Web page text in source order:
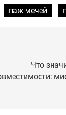
паж мечей
Что